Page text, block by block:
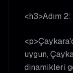
<h3>Adım
uygun,
dinamikleri